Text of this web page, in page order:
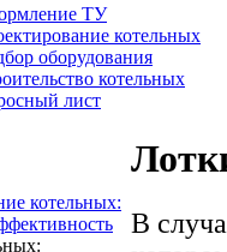
ТУ
котельных
оборудования
котельных
лист
котельных:
В